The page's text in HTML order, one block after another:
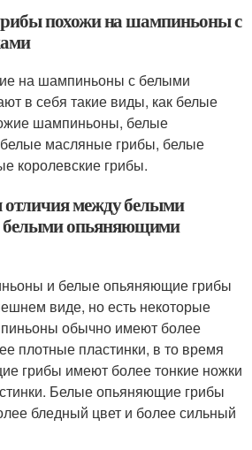
похожи на шампиньоны с
на шампиньоны с белыми
в себя такие виды, как белые
шампиньоны, белые
масляные грибы, белые
королевские грибы.
между белыми
опьяняющими
и белые опьяняющие грибы
виде, но есть некоторые
обычно имеют более
плотные пластинки, в то время
грибы имеют более тонкие ножки
Белые опьяняющие грибы
бледный цвет и более сильный